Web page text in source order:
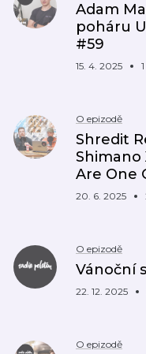
Adam
poháru
#59
15. 4. 2025
O epizodě
Shredit
Shimano
Are One
20. 6. 2025
O epizodě
Vánoční
22. 12. 2025
O epizodě